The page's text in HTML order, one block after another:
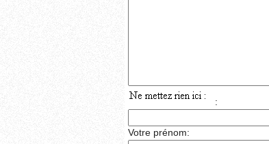
:
Votre prénom: